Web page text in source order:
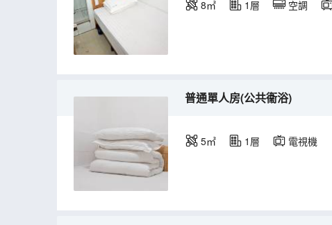
8㎡ 1層 空調
普通單人房(公共衞浴)
5㎡ 1層 電視機